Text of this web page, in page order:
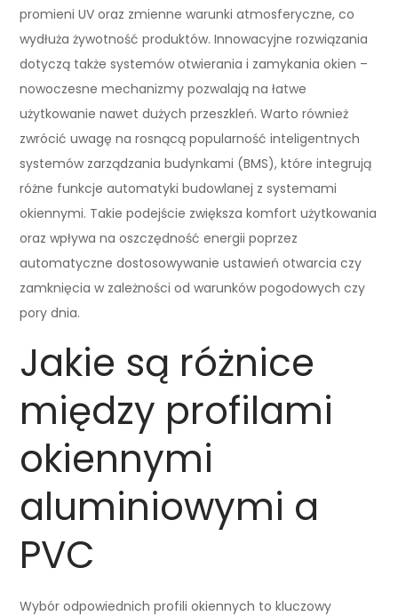
promieni UV oraz zmienne warunki atmosferyczne, co
wydłuża żywotność produktów. Innowacyjne rozwiązania
dotyczą także systemów otwierania i zamykania okien –
nowoczesne mechanizmy pozwalają na łatwe
użytkowanie nawet dużych przeszkleń. Warto również
zwrócić uwagę na rosnącą popularność inteligentnych
systemów zarządzania budynkami (BMS), które integrują
różne funkcje automatyki budowlanej z systemami
okiennymi. Takie podejście zwiększa komfort użytkowania
oraz wpływa na oszczędność energii poprzez
automatyczne dostosowywanie ustawień otwarcia czy
zamknięcia w zależności od warunków pogodowych czy
pory dnia.
Jakie są różnice
między profilami
okiennymi
aluminiowymi a
PVC
Wybór odpowiednich profili okiennych to kluczowy